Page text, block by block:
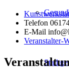
Telefon
E-Mail
Veranstalter-